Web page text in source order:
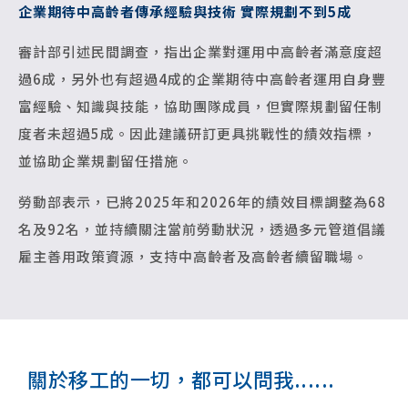
企業期待中高齡者傳承經驗與技術 實際規劃不到5成
審計部引述民間調查，指出企業對運用中高齡者滿意度超
過6成，另外也有超過4成的企業期待中高齡者運用自身豐
富經驗、知識與技能，協助團隊成員，但實際規劃留任制
度者未超過5成。因此建議研訂更具挑戰性的績效指標，
並協助企業規劃留任措施。
勞動部表示，已將2025年和2026年的績效目標調整為68
名及92名，並持續關注當前勞動狀況，透過多元管道倡議
雇主善用政策資源，支持中高齡者及高齡者續留職場。
關於移工的一切，都可以問我......